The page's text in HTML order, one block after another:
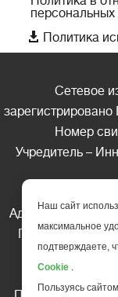
 Политика
Сетевое
Номер
Учредитель –
Адрес редакции:
Петрозаводск,
Телефон
Наш сайт
максимальное
подтверждаете,
Cookie .
Пользуясь